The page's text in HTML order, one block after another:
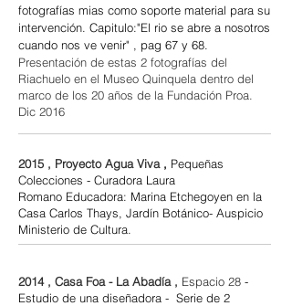
fotografías mias como soporte material para su
intervención. Capitulo:"El rio se abre a nosotros
cuando nos ve venir" , pag 67 y 68.
Presentación de estas 2 fotografías del
Riachuelo en el Museo Quinquela dentro del
marco de los 20 años de la Fundación Proa.
Dic 2016
2015 , Proyecto Agua Viva , Pequeñas
Colecciones - Curadora Laura
Romano Educadora: Marina Etchegoyen en la
Casa Carlos Thays, Jardín Botánico- Auspicio
Ministerio de Cultura.
2014 , Casa Foa - La Abadía , Espacio 28 -
Estudio de una diseñadora - Serie de 2